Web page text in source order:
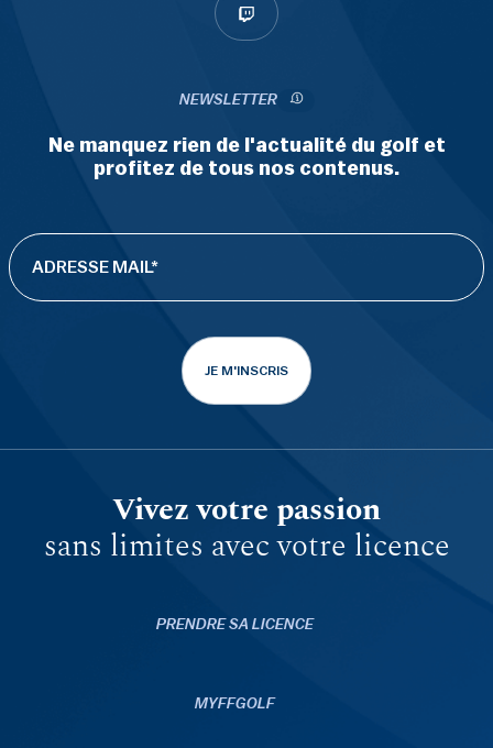
NEWSLETTER
Ne manquez rien de l'actualité du golf et
profitez de tous nos contenus.
JE M'INSCRIS
Vivez votre passion
sans limites avec votre licence
PRENDRE SA LICENCE
MYFFGOLF